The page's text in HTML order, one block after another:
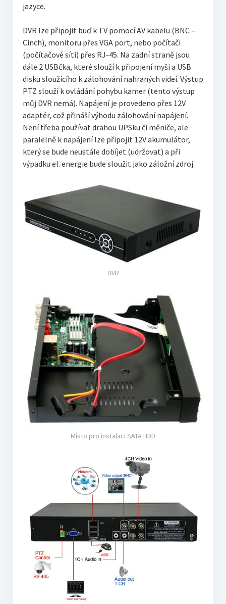
jazyce.
DVR lze připojit buď k TV pomocí AV kabelu (BNC –
Cinch), monitoru přes VGA port, nebo počítači
(počítačové síti) přes RJ-45. Na zadní straně jsou
dále 2 USBčka, které slouží k připojení myši a USB
disku sloužícího k zálohování nahraných videí. Výstup
PTZ slouží k ovládání pohybu kamer (tento výstup
můj DVR nemá). Napájení je provedeno přes 12V
adaptér, což přináší výhodu zálohování napájení.
Není třeba používat drahou UPSku či měniče, ale
paralelně k napájení lze připojit 12V akumulátor,
který se bude neustále dobíjet (udržovat) a při
výpadku el. energie bude sloužit jako záložní zdroj.
DVR
Místo pro instalaci SATA HDD